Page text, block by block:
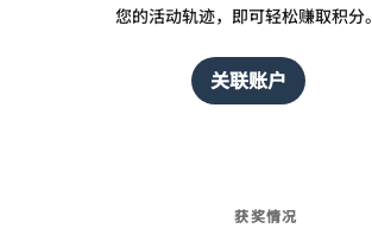
您的活动轨迹，即可轻松赚取积分。
关联账户
获奖情况